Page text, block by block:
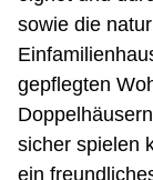
sowie die
gepflegten
sicher spielen
ein